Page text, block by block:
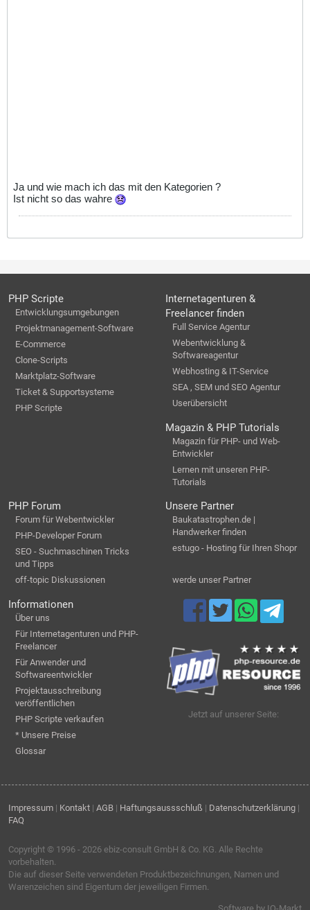
Ja und wie mach ich das mit den Kategorien ?
Ist nicht so das wahre
PHP Scripte
Entwicklungsumgebungen
Projektmanagement-Software
E-Commerce
Clone-Scripts
Marktplatz-Software
Ticket & Supportsysteme
PHP Scripte
Internetagenturen &
Freelancer finden
Full Service Agentur
Webentwicklung &
Softwareagentur
Webhosting & IT-Service
SEA , SEM und SEO Agentur
Userübersicht
Magazin & PHP Tutorials
Magazin für PHP- und Web-
Entwickler
Lernen mit unseren PHP-
Tutorials
PHP Forum
Forum für Webentwickler
PHP-Developer Forum
SEO - Suchmaschinen Tricks
und Tipps
off-topic Diskussionen
Unsere Partner
Baukatastrophen.de |
Handwerker finden
estugo - Hosting für Ihren Shopr
werde unser Partner
Informationen
Über uns
Für Internetagenturen und PHP-
Freelancer
Für Anwender und
Softwareentwickler
Projektausschreibung
veröffentlichen
PHP Scripte verkaufen
* Unsere Preise
Glossar
Jetzt auf unserer Seite:
Impressum | Kontakt | AGB | Haftungsaussschluß | Datenschutzerklärung |
FAQ
Copyright © 1996 - 2026 ebiz-consult GmbH & Co. KG. Alle Rechte
vorbehalten.
Die auf dieser Seite verwendeten Produktbezeichnungen, Namen und
Warenzeichen sind Eigentum der jeweiligen Firmen.